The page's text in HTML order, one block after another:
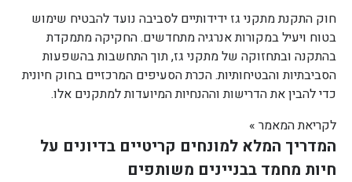
חוק התקנת מתקני גז ידידותיים לסביבה נועד להבטיח שימוש
בטוח ויעיל במקורות אנרגיה מתחדשים. החקיקה מתמקדת
בהתקנה ובתחזוקה של מתקני גז, תוך התחשבות בהשפעות
הסביבתיות והבטיחותיות. הכרת הסעיפים המרכזיים בחוק חיונית
כדי להבין את הדרישות וההנחיות המיועדות למתקנים אלו.
לקריאת המאמר »
המדריך המלא למונחים קריטיים בדיונים על
חיות מחמד בבניינים משותפים